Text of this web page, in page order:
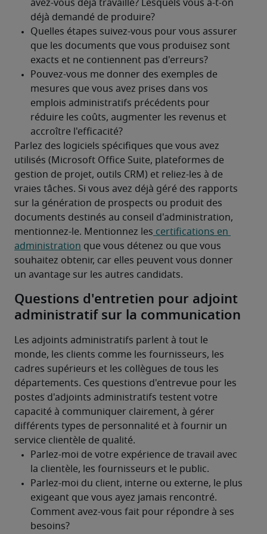
Parlez des logiciels spécifiques que vous avez
utilisés (Microsoft Office Suite, plateformes de
gestion de projet, outils CRM) et reliez-les à de
vraies tâches. Si vous avez déjà géré des rapports
sur la génération de prospects ou produit des
documents destinés au conseil d'administration,
mentionnez-le. Mentionnez les certifications en
administration que vous détenez ou que vous
souhaitez obtenir, car elles peuvent vous donner
un avantage sur les autres candidats.
Questions d'entretien pour adjoint
administratif sur la communication
Les adjoints administratifs parlent à tout le
monde, les clients comme les fournisseurs, les
cadres supérieurs et les collègues de tous les
départements. Ces questions d'entrevue pour les
postes d'adjoints administratifs testent votre
capacité à communiquer clairement, à gérer
différents types de personnalité et à fournir un
service clientèle de qualité.